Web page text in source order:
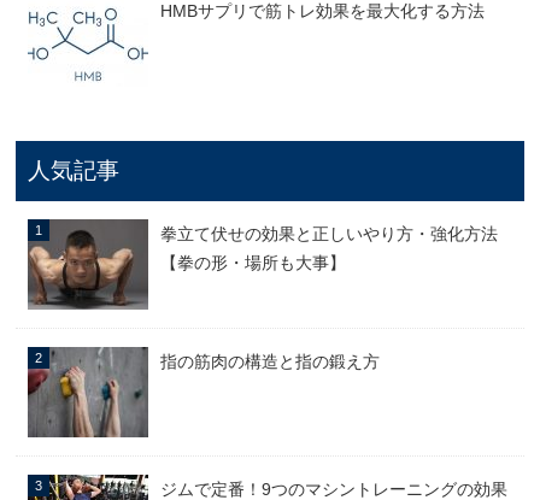
HMBサプリで筋トレ効果を最大化する方法
人気記事
拳立て伏せの効果と正しいやり方・強化方法
【拳の形・場所も大事】
指の筋肉の構造と指の鍛え方
ジムで定番！9つのマシントレーニングの効果